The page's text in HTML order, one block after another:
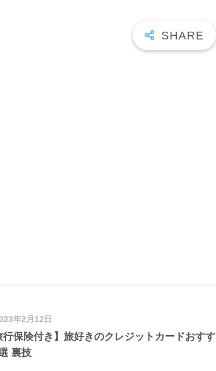
年2月12日
行保険付き】旅好きのクレジットカードおすす
裏技